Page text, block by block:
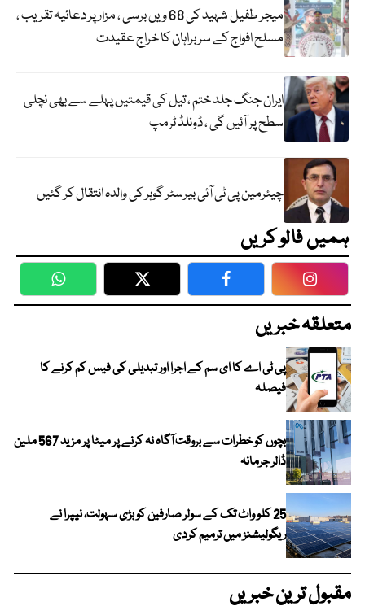
میجر طفیل شہید کی 68 ویں برسی ، مزار پر دعائیہ تقریب ،
مسلح افواج کے سربراہان کا خراج عقیدت
ایران جنگ جلد ختم ، تیل کی قیمتیں پہلے سے بھی نچلی
سطح پر آئیں گی ، ڈونلڈ ٹرمپ
چیئرمین پی ٹی آئی بیرسٹر گوہر کی والدہ انتقال کر گئیں
ہمیں فالو کریں
WhatsApp Twitter Facebook
متعلقہ خبریں
پی ٹی اے کا ای سم کے اجرا اور تبدیلی کی فیس کم کرنے کا
فیصلہ
بچوں کو خطرات سے بروقت آگاہ نہ کرنے پر میٹا پر مزید 567 ملین
ڈالر جرمانہ
25 کلو واٹ تک کے سولر صارفین کو بڑی سہولت، نیپرا نے
ریگولیشنز میں ترمیم کردی
مقبول ترین خبریں